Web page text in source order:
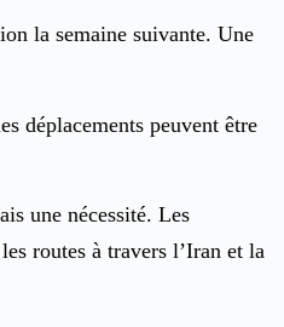
la semaine suivante. Une
déplacements peuvent être
une nécessité. Les
routes à travers l’Iran et la